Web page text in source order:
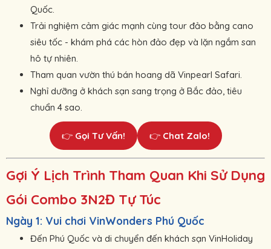
Quốc.
Trải nghiệm cảm giác mạnh cùng tour đảo bằng cano
siêu tốc - khám phá các hòn đảo đẹp và lặn ngắm san
hô tự nhiên.
Tham quan vườn thú bán hoang dã Vinpearl Safari.
Nghỉ dưỡng ở khách sạn sang trọng ở Bắc đảo, tiêu
chuẩn 4 sao.
👉 Gọi Tư Vấn! 👉 Chat Zalo!
Gợi Ý Lịch Trình Tham Quan Khi Sử Dụng
Gói Combo 3N2Đ Tự Túc
Ngày 1: Vui chơi VinWonders Phú Quốc
Đến Phú Quốc và di chuyển đến khách sạn VinHoliday